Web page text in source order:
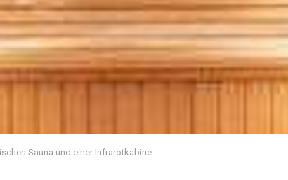
Sauna und einer Infrarotkabine